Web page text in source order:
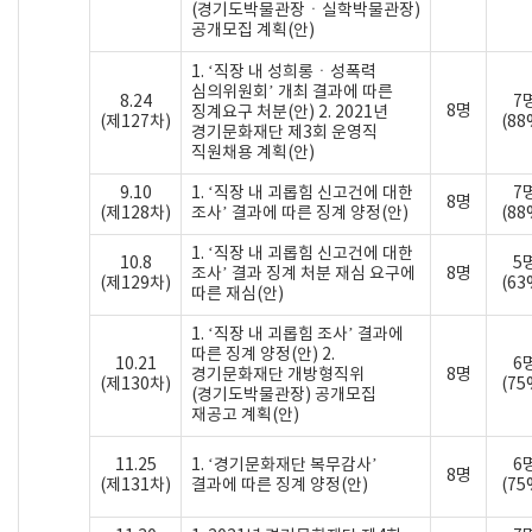
(경기도박물관장ㆍ실학박물관장)
공개모집 계획(안)
8.24
(제127차)
1. ‘직장 내 성희롱ㆍ성폭력
심의위원회’ 개최 결과에 따른
징계요구 처분(안) 2. 2021년
경기문화재단 제3회 운영직
직원채용 계획(안)
8명
7
9.10
(제128차)
1. ‘직장 내 괴롭힘 신고건에 대한
조사’ 결과에 따른 징계 양정(안)
8명
7
10.8
(제129차)
1. ‘직장 내 괴롭힘 신고건에 대한
조사’ 결과 징계 처분 재심 요구에
따른 재심(안)
8명
5
10.21
(제130차)
1. ‘직장 내 괴롭힘 조사’ 결과에
따른 징계 양정(안) 2.
경기문화재단 개방형직위
(경기도박물관장) 공개모집
재공고 계획(안)
8명
6
11.25
(제131차)
1. ‘경기문화재단 복무감사’
결과에 따른 징계 양정(안)
8명
6